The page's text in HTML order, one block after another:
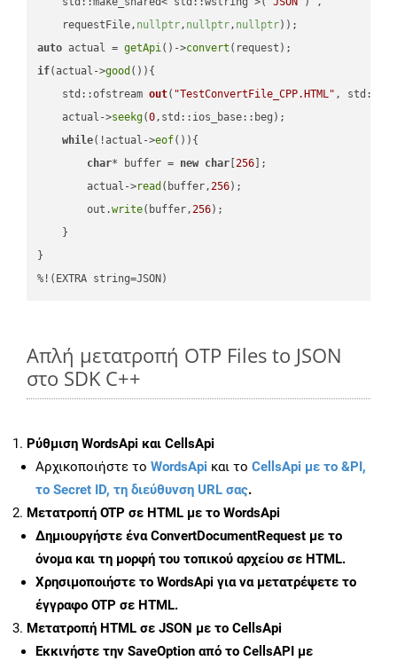
    requestFile,
nullptr, nullptr, nullptr))
auto actual = getApi()->convert
if(actual->good ()){
std::ofstream out( "TestConvertFile_CPP.HTML" ,
    actual->
seekg(0,std::ios_base::beg);
while(!actual->eof()){
char* buffer = new char [256 ];
        actual->
read (buffer,256);
        out.
write(buffer,256);
    }
}
%!(EXTRA string=JSON)
Απλή μετατροπή OTP Files to JSON
στο SDK C++
Ρύθμιση WordsApi και CellsApi
Αρχικοποιήστε το WordsApi και το CellsApi με το &PI,
το Secret ID, τη διεύθυνση URL σας.
Μετατροπή OTP σε HTML με το WordsApi
Δημιουργήστε έναConvertDocumentRequest με το
όνομα και τη μορφή του τοπικού αρχείου σε HTML.
Χρησιμοποιήστε το WordsApi για να μετατρέψετε το
έγγραφο OTP σε HTML.
Μετατροπή HTML σε JSON με το CellsApi
Εκκινήστε την SaveOption από το CellsAPI με